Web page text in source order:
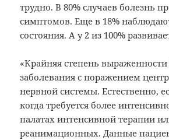
трудно. В 80% случаев болезнь
симптомов. Еще в 18%
состояния. А у 2 из 100%
«Крайняя степень
заболевания с поражением
нервной системы. Естественно,
когда требуется более
палатах интенсивной терапии
реанимационных. Данные